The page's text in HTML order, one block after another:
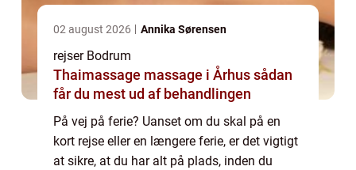
02 august 2026 Annika Sørensen
rejser Bodrum
Thaimassage massage i Århus sådan
får du mest ud af behandlingen
På vej på ferie? Uanset om du skal på en
kort rejse eller en længere ferie, er det vigtigt
at sikre, at du har alt på plads, inden du